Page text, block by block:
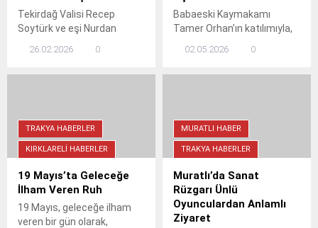
Tekirdağ Valisi Recep
Soytürk ve eşi Nurdan
beraberlik mesajları verildi.
26.02.2026 0
Babaeski Kaymakamı
Tamer Orhan’ın katılımıyla,
buluşmaya sahne oldu.
02.05.2026 0
TRAKYA HABERLER
KIRKLARELI HABERLER
19 Mayıs’ta Geleceğe
İlham Veren Ruh
19 Mayıs, geleceğe ilham
veren bir gün olarak,
MURATLI HABER
TRAKYA HABERLER
Muratlı’da Sanat
Rüzgarı Ünlü
Oyunculardan Anlamlı
Ziyaret